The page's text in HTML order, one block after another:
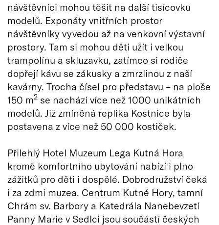
návštěvníci mohou těšit na další tisícovku
modelů. Exponáty vnitřních prostor
návštěvníky vyvedou až na venkovní výstavní
prostory. Tam si mohou děti užít i velkou
trampolínu a skluzavku, zatímco si rodiče
dopřejí kávu se zákusky a zmrzlinou z naší
kavárny. Trocha čísel pro představu – na ploše
150 m2 se nachází více než 1000 unikátních
modelů. Již zmíněná replika Kostnice byla
postavena z více než 50 000 kostiček.
Přilehlý Hotel Muzeum Lega Kutná Hora
kromě komfortního ubytování nabízí i plno
zážitků pro děti i dospělé. Dobrodružství čeká
i za zdmi muzea. Centrum Kutné Hory, tamní
Chrám sv. Barbory a Katedrála Nanebevzetí
Panny Marie v Sedlci jsou součástí českých